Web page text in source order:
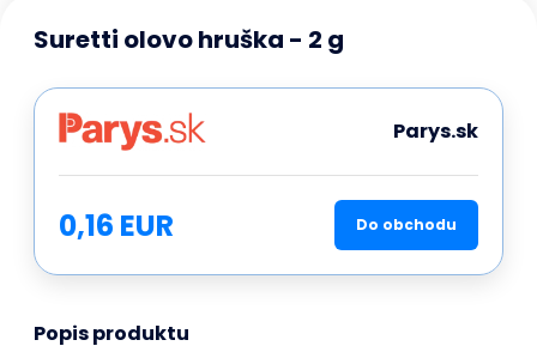
Suretti olovo hruška - 2 g
Parys.sk
0,16 EUR Do obchodu
Popis produktu